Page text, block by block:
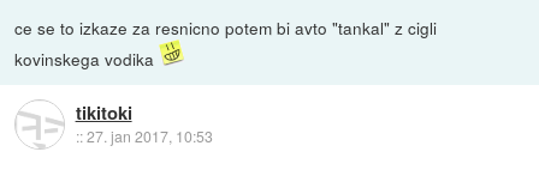
ce se to izkaze za resnicno potem bi avto "tankal" z cigli
kovinskega vodika
tikitoki
::27. jan 2017, 10:53